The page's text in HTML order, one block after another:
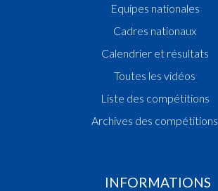
Equipes nationales
Cadres nationaux
Calendrier et résultats
Toutes les vidéos
Liste des compétitions
Archives des compétitions
INFORMATIONS